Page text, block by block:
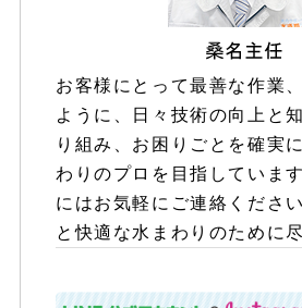
お客様にとって最善な作業
ように、日々技術の向上と
り組み、お困りごとを確実
わりのプロを目指していま
にはお気軽にご連絡くださ
と快適な水まわりのために